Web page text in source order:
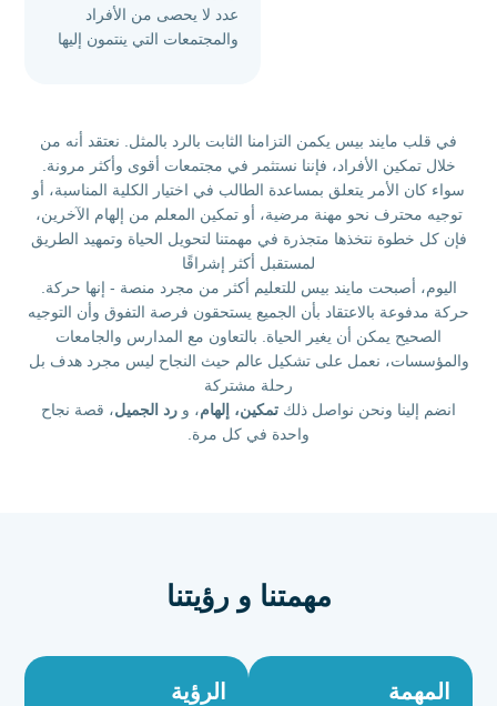
عدد لا يحصى من الأفراد
والمجتمعات التي ينتمون إليها
في قلب مايند بيس يكمن التزامنا الثابت بالرد بالمثل. نعتقد أنه من
خلال تمكين الأفراد، فإننا نستثمر في مجتمعات أقوى وأكثر مرونة.
سواء كان الأمر يتعلق بمساعدة الطالب في اختيار الكلية المناسبة، أو
توجيه محترف نحو مهنة مرضية، أو تمكين المعلم من إلهام الآخرين،
فإن كل خطوة نتخذها متجذرة في مهمتنا لتحويل الحياة وتمهيد الطريق
لمستقبل أكثر إشراقًا
اليوم، أصبحت مايند بيس للتعليم أكثر من مجرد منصة - إنها حركة.
حركة مدفوعة بالاعتقاد بأن الجميع يستحقون فرصة التفوق وأن التوجيه
الصحيح يمكن أن يغير الحياة. بالتعاون مع المدارس والجامعات
والمؤسسات، نعمل على تشكيل عالم حيث النجاح ليس مجرد هدف بل
رحلة مشتركة
انضم إلينا ونحن نواصل ذلك تمكين، إلهام، و رد الجميل، قصة نجاح
واحدة في كل مرة.
مهمتنا و رؤيتنا
المهمة الرؤية